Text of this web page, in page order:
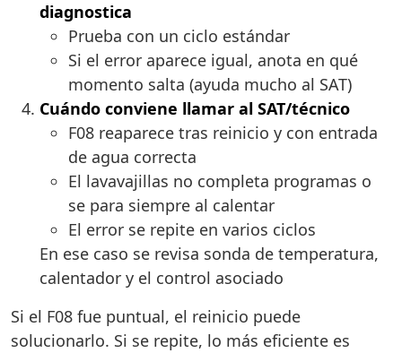
diagnostica
Prueba con un ciclo estándar
Si el error aparece igual, anota en qué
momento salta (ayuda mucho al SAT)
Cuándo conviene llamar al SAT/técnico
F08 reaparece tras reinicio y con entrada
de agua correcta
El lavavajillas no completa programas o
se para siempre al calentar
El error se repite en varios ciclos
En ese caso se revisa sonda de temperatura,
calentador y el control asociado
Si el F08 fue puntual, el reinicio puede
solucionarlo. Si se repite, lo más eficiente es